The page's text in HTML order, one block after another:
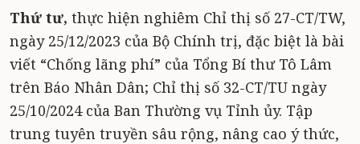
Thứ tư, thực hiện nghiêm Chỉ thị số 27-CT/TW,
ngày 25/12/2023 của Bộ Chính trị, đặc biệt là bài
viết “Chống lãng phí” của Tổng Bí thư Tô Lâm
trên Báo Nhân Dân; Chỉ thị số 32-CT/TU ngày
25/10/2024 của Ban Thường vụ Tỉnh ủy. Tập
trung tuyên truyền sâu rộng, nâng cao ý thức,